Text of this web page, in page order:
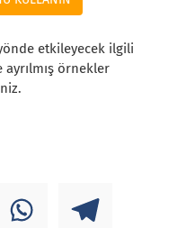
etkileyecek ilgili
örnekler